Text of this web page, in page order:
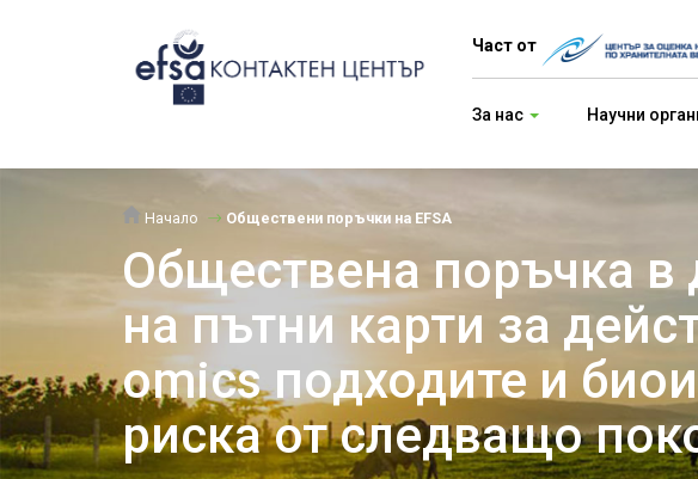
Част от
За нас Научни
Начало Обществени поръчки на EFSA
Обществена поръчка в
на пътни карти за
omics подходите и
риска от следващо